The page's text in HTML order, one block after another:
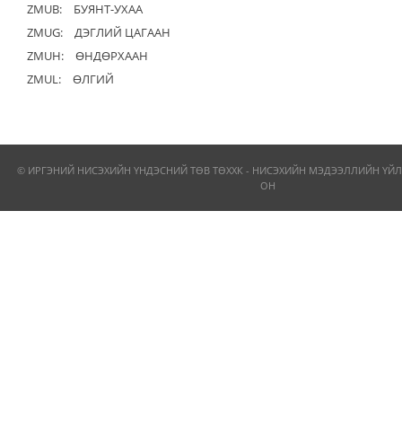
ZMUB:
БУЯНТ-УХАА
ZMUG:
ДЭГЛИЙ ЦАГААН
ZMUH:
ӨНДӨРХААН
ZMUL:
ӨЛГИЙ
© ИРГЭНИЙ НИСЭХИЙН ҮНДЭСНИЙ ТӨВ ТӨХХК - НИСЭХИЙН МЭДЭЭЛЛИЙН
ОН